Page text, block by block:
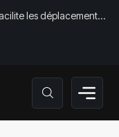
les déplacements